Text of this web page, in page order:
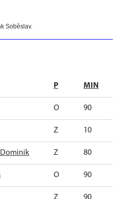
Soběslav.
P MIN
O 90
Z 10
Z 80
O 90